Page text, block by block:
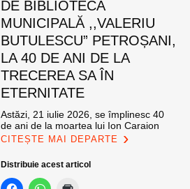
DE BIBLIOTECA
MUNICIPALĂ ,,VALERIU
BUTULESCU” PETROȘANI,
LA 40 DE ANI DE LA
TRECEREA SA ÎN
ETERNITATE
Astăzi, 21 iulie 2026, se împlinesc 40
de ani de la moartea lui Ion Caraion
CITEȘTE MAI DEPARTE
Distribuie acest articol